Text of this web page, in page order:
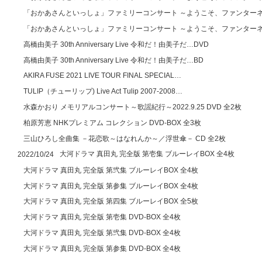
「おかあさんといっしょ」ファミリーコンサート ～ようこそ、ファンタ
「おかあさんといっしょ」ファミリーコンサート ～ようこそ、ファンタ
高橋由美子 30th Anniversary Live 令和だ！由美子だ…DVD
高橋由美子 30th Anniversary Live 令和だ！由美子だ…BD
AKIRA FUSE 2021 LIVE TOUR FINAL SPECIAL…
TULIP（チューリップ) Live Act Tulip 2007-2008…
水森かおり メモリアルコンサート～歌謡紀行～2022.9.25 DVD 全2枚
柏原芳恵 NHKプレミアム コレクション DVD-BOX 全3枚
三山ひろし全曲集 －花恋歌～はなれんか～／浮世傘－ CD 全2枚
2022/10/24
大河ドラマ 真田丸 完全版 第壱集 ブルーレイBOX 全4枚
大河ドラマ 真田丸 完全版 第弐集 ブルーレイBOX 全4枚
大河ドラマ 真田丸 完全版 第参集 ブルーレイBOX 全4枚
大河ドラマ 真田丸 完全版 第四集 ブルーレイBOX 全5枚
大河ドラマ 真田丸 完全版 第壱集 DVD-BOX 全4枚
大河ドラマ 真田丸 完全版 第弐集 DVD-BOX 全4枚
大河ドラマ 真田丸 完全版 第参集 DVD-BOX 全4枚